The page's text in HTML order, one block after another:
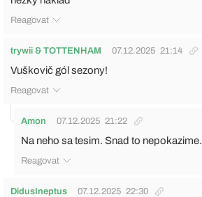
Reagovat
trywii & TOTTENHAM 07.12.2025 21:14
Vuškovič gól sezony!
Reagovat
Amon 07.12.2025 21:22
Na neho sa tesim. Snad to nepokazime.
Reagovat
DidusIneptus 07.12.2025 22:30